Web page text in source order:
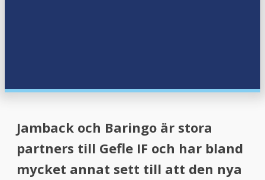
Jamback och Baringo är stora
partners till Gefle IF och har bland
mycket annat sett till att den nya